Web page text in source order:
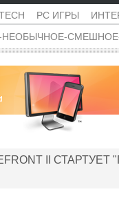
PC ИГРЫ
НЕОБЫЧНОЕ-
II